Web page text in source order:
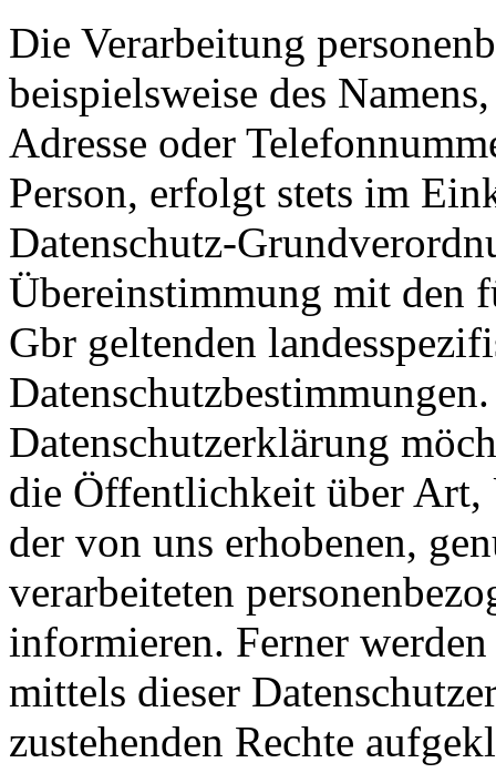
Die Verarbeitung
beispielsweise des
Adresse oder
Person, erfolgt stets im
Datenschutz-
Übereinstimmung mit den
Gbr geltenden
Datenschutzerklärung
die Öffentlichkeit über Art,
der von uns erhobenen,
verarbeiteten
informieren. Ferner
mittels dieser
zustehenden Rechte